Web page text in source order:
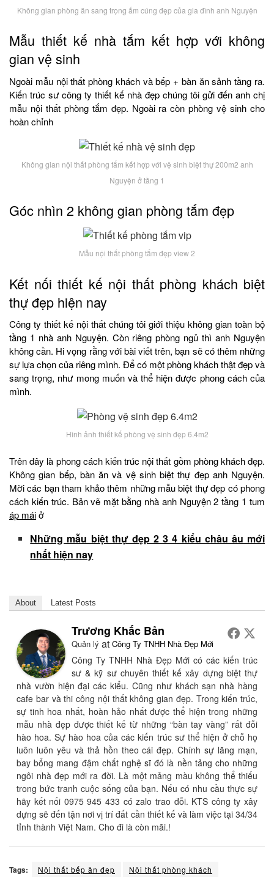
Không gian phòng ăn sang trọng ấm cúng đẹp của gia đình anh Nguyện
Mẫu thiết kế nhà tắm kết hợp với không
gian vệ sinh
Ngoài mẫu nội thất phòng khách và bếp + bàn ăn sảnh tầng ra.
Kiến trúc sư công ty thiết kế nhà đẹp chúng tôi gửi đến anh chị
mẫu nội thất phòng tắm đẹp. Ngoài ra còn phòng vệ sinh cho
hoàn chỉnh
Không gian nội thất phòng tắm kết hợp với vệ sinh biệt thự 200m2 anh
Nguyện ở tầng 1
Góc nhìn 2 không gian phòng tắm đẹp
Mẫu nội thất phòng tắm đẹp view 2
Kết nối thiết kế nội thất phòng khách biệt
thự đẹp hiện nay
Công ty thiết kế nội thất chúng tôi giới thiệu không gian toàn bộ
tầng 1 nhà anh Nguyện. Còn riêng phòng ngủ thì anh Nguyện
không cần. Hi vọng rằng với bài viết trên, bạn sẽ có thêm những
sự lựa chọn của riêng mình. Để có một phòng khách thật đẹp và
sang trọng, như mong muốn và thể hiện được phong cách của
mình.
Hình ảnh thiết kế phòng vệ sinh đẹp 6.4m2
Trên đây là phong cách kiến trúc nội thất gồm phòng khách đẹp.
Không gian bếp, bàn ăn và vệ sinh biệt thự đẹp anh Nguyện.
Mời các bạn tham khảo thêm những mẫu biệt thự đẹp có phong
cách kiến trúc. Bản vẽ mặt bằng nhà anh Nguyện 2 tầng 1 tum
áp máiở
Những mẫu biệt thự đẹp 2 3 4 kiểu châu âu mới
nhất hiện nay
About Latest Posts
Trương Khắc Bản
Quản lý at Công Ty TNHH Nhà Đẹp Mới
Công Ty TNHH Nhà Đẹp Mới có các kiến trúc
sư & kỹ sư chuyên thiết kế xây dựng biệt thự
nhà vườn hiện đại các kiểu. Cũng như khách sạn nhà hàng
cafe bar và thi công nội thất không gian đẹp. Trong kiến trúc,
sự tinh hoa nhất, hoàn hảo nhất được thể hiện trong những
mẫu nhà đẹp được thiết kế từ những “bàn tay vàng” rất đỗi
hào hoa. Sự hào hoa của các kiến trúc sư thể hiện ở chỗ họ
luôn luôn yêu và thả hồn theo cái đẹp. Chính sự lãng mạn,
bay bổng mang đậm chất nghệ sĩ đó là nền tảng cho những
ngôi nhà đẹp mới ra đời. Là một mảng màu không thể thiếu
trong bức tranh cuộc sống của bạn. Nếu có nhu cầu thực sự
hãy kết nối 0975 945 433 có zalo trao đỗi. KTS công ty xây
dựng sẽ đến tận nơi vị trí đất cần thiết kế và làm việc tại 34/34
tỉnh thành Việt Nam. Cho đi là còn mãi.!
Tags: Nội thất bếp ăn đẹp
Nội thất phòng khách